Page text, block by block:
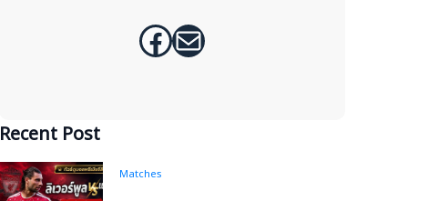
Facebook Mail
Recent Post
Matches